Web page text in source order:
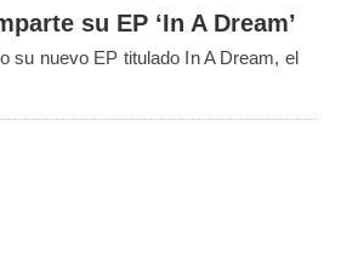
su EP ‘In A Dream’
su nuevo EP titulado In A Dream, el